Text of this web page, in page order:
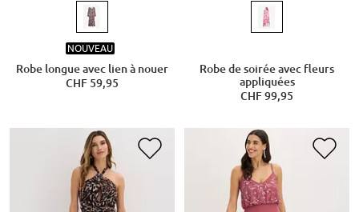
NOUVEAU
Robe longue avec lien à nouer
CHF 59,95
Robe de soirée avec fleurs
appliquées
CHF 99,95